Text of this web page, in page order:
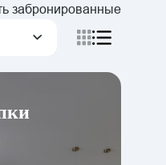
Жилой
Новый
41
забронированные